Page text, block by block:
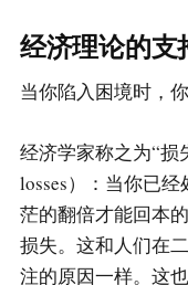
经济理论的支
当你陷入困境时，
经济学家称之为“损
losses）：当你已
茫的翻倍才能回本
损失。这和人们在
注的原因一样。这